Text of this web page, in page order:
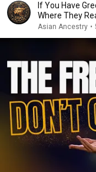
If You Have
Where They
Asian Ancestry •